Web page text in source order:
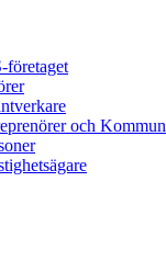
och Kommun